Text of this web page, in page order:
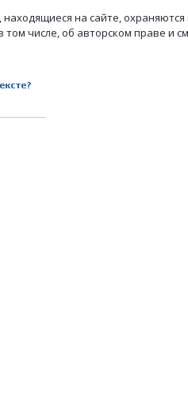
на сайте, охраняются
том числе, об авторском праве и